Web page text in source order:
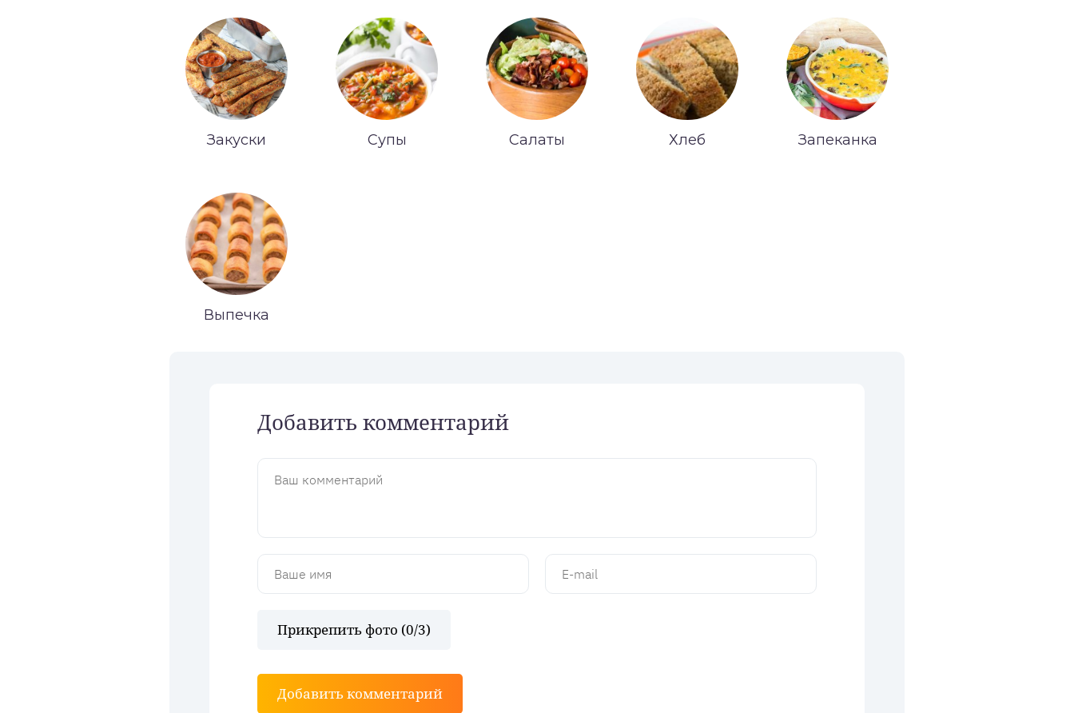
Закуски Супы Салаты Хлеб Запеканка
Выпечка
Добавить комментарий
Прикрепить фото (0/3)
Добавить комментарий